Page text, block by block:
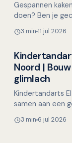
Gespannen
doen? Ben je geconcentreerd bezig achter de computer,
3 min 11 jul 2026
Overig nieuws
Noord |
glimlach
Kindertandarts
samen aan een
zijn…
3 min 6 jul 2026